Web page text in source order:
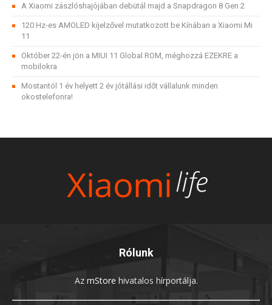
A Xiaomi zászlóshajójában debütál majd a Snapdragon 8 Gen 2
120 Hz-es AMOLED kijelzővel mutatkozott be Kínában a Xiaomi Mi
11
Október 22-én jön a MIUI 11 Global ROM, méghozzá EZEKRE a
mobilokra
Mostantól 1 év helyett 2 év jótállási időt vállalunk minden
okostelefonra!
Rólunk
Az mStore hivatalos hírportálja.